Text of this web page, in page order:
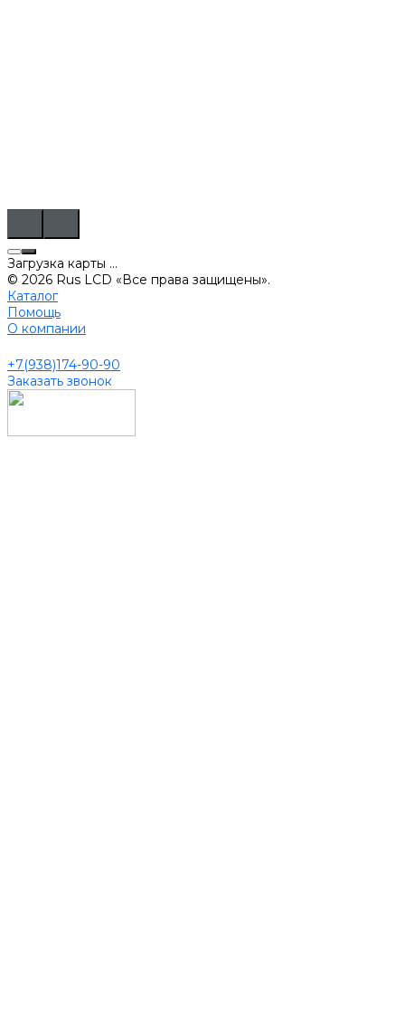
Загрузка карты ...
© 2026 Rus LCD «Все права защищены».
Каталог
Помощь
О компании
+7(938)174-90-90
Заказать звонок